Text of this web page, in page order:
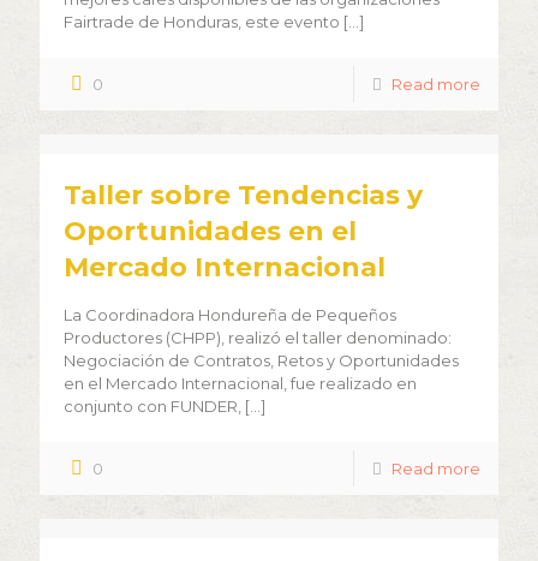
Fairtrade de Honduras, este evento […]
0 Read more
Taller sobre Tendencias y
Oportunidades en el
Mercado Internacional
La Coordinadora Hondureña de Pequeños
Productores (CHPP), realizó el taller denominado:
Negociación de Contratos, Retos y Oportunidades
en el Mercado Internacional, fue realizado en
conjunto con FUNDER, […]
0 Read more